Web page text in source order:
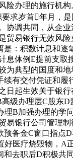
险办理的施行机
求岁首年月，
协调共同，从企
贸易银行无效风
是：积数计息和逐
息体例E提前支取
为典型的国度和
续有交付凭证和履
日起生效关于银
级办理层C股东D
理B加强办理的学
易银行公司管理
预备金C窗口指点
好医疗烧毁物，A
和去职后D积极共